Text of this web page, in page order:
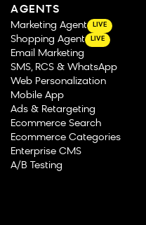
AGENTS
Marketing Agent LIVE
Shopping Agent LIVE
Email Marketing
SMS, RCS & WhatsApp
Web Personalization
Mobile App
Ads & Retargeting
Ecommerce Search
Ecommerce Categories
Enterprise CMS
A/B Testing